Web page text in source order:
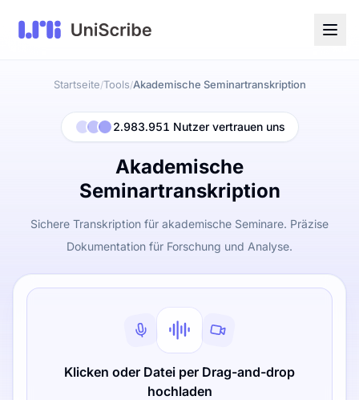
Startseite/Tools/Akademische Seminartranskription
2.983.951 Nutzer vertrauen uns
Akademische
Seminartranskription
Sichere Transkription für akademische Seminare. Präzise
Dokumentation für Forschung und Analyse.
Klicken oder Datei per Drag-and-drop
hochladen